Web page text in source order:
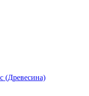
(Древесина)